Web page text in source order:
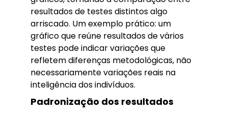
resultados de testes distintos algo
arriscado. Um exemplo prático: um
gráfico que reúne resultados de vários
testes pode indicar variações que
refletem diferenças metodológicas, não
necessariamente variações reais na
inteligência dos indivíduos.
Padronização dos resultados